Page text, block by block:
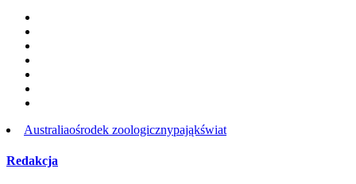
Australiaośrodek zoologicznypająkświat
Redakcja